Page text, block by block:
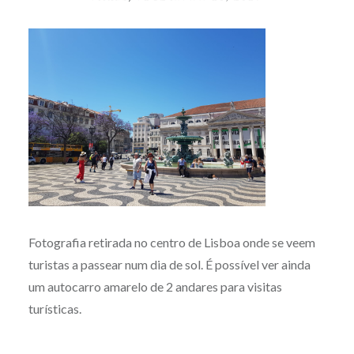
Fotografia retirada no centro de Lisboa onde se veem
turistas a passear num dia de sol. É possível ver ainda
um autocarro amarelo de 2 andares para visitas
turísticas.